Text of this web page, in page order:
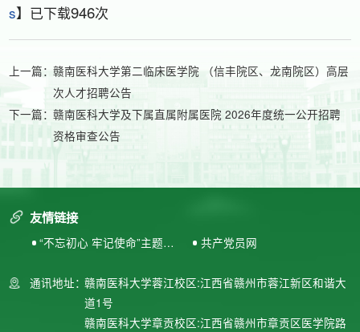
s】已下载946次
上一篇：赣南医科大学第二临床医学院 （信丰院区、龙南院区）高层
次人才招聘公告
下一篇：赣南医科大学及下属直属附属医院 2026年度统一公开招聘
资格审查公告
友情链接
“不忘初心 牢记使命”主题教
共产党员网
通讯地址：赣南医科大学蓉江校区:江西省赣州市蓉江新区和谐大
道1号
赣南医科大学章贡校区:江西省赣州市章贡区医学院路